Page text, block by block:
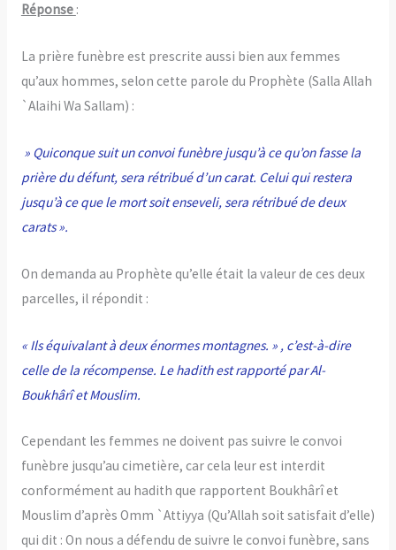
Réponse :
La prière funèbre est prescrite aussi bien aux femmes
qu’aux hommes, selon cette parole du Prophète (Salla Allah
`Alaihi Wa Sallam) :
» Quiconque suit un convoi funèbre jusqu’à ce qu’on fasse la
prière du défunt, sera rétribué d’un carat. Celui qui restera
jusqu’à ce que le mort soit enseveli, sera rétribué de deux
carats ».
On demanda au Prophète qu’elle était la valeur de ces deux
parcelles, il répondit :
« Ils équivalant à deux énormes montagnes. », c’est-à-dire
celle de la récompense. Le hadith est rapporté par Al-
Boukhârî et Mouslim.
Cependant les femmes ne doivent pas suivre le convoi
funèbre jusqu’au cimetière, car cela leur est interdit
conformément au hadith que rapportent Boukhârî et
Mouslim d’après Omm `Attiyya (Qu’Allah soit satisfait d’elle)
qui dit : On nous a défendu de suivre le convoi funèbre, sans